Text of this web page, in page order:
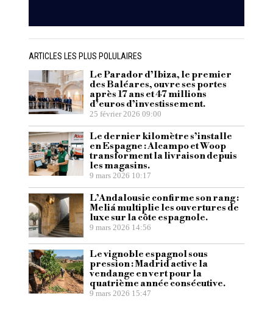
ARTICLES LES PLUS POLULAIRES
Le Parador d’Ibiza, le premier
des Baléares, ouvre ses portes
après 17 ans et 47 millions
d’euros d’investissement.
25 février 2026 09:00
Le dernier kilomètre s’installe
en Espagne : Alcampo et Woop
transforment la livraison depuis
les magasins.
9 mars 2026 10:17
L’Andalousie confirme son rang :
Meliá multiplie les ouvertures de
luxe sur la côte espagnole.
9 mars 2026 14:56
Le vignoble espagnol sous
pression : Madrid active la
vendange en vert pour la
quatrième année consécutive.
9 mars 2026 15:47